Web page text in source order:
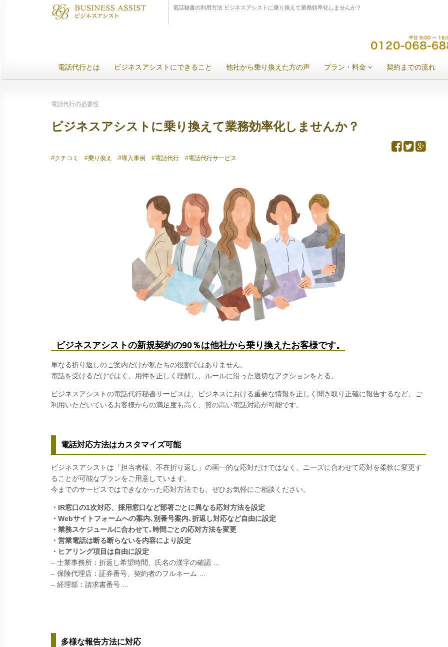
電話秘書の利用方法 ビジネスアシストに乗り換えて業務効率化しませんか？
電話代行とは ビジネスアシストにできること 他社から乗り換えた方の声 プラン・料金 契約までの流れ
電話代行の必要性
ビジネスアシストに乗り換えて業務効率化しませんか？
#クチコミ #乗り換え #導入事例 #電話代行 #電話代行サービス
ビジネスアシストの新規契約の90％は他社から乗り換えたお客様です。
単なる折り返しのご案内だけが私たちの役割ではありません。
電話を受けるだけではく、用件を正しく理解し、ルールに沿った適切なアクションをとる。
ビジネスアシストの電話代行秘書サービスは、ビジネスにおける重要な情報を正しく聞き取り正確に報告するなど、ご
利用いただいているお客様からの満足度も高く、質の高い電話対応が可能です。
電話対応方法はカスタマイズ可能
ビジネスアシストは「担当者様、不在折り返し」の画一的な応対だけではなく、ニーズに合わせて応対を柔軟に変更す
ることが可能なプランをご用意しています。
今までのサービスではできなかった応対方法でも、ぜひお気軽にご相談ください。
・IR窓口の1次対応、採用窓口など部署ごとに異なる応対方法を設定
・Webサイトフォームへの案内､別番号案内､折返し対応など自由に設定
・業務スケジュールに合わせて､時間ごとの応対方法を変更
・営業電話は断る断らないを内容により設定
・ヒアリング項目は自由に設定
– 士業事務所：折返し希望時間、氏名の漢字の確認 …
– 保険代理店：証券番号、契約者のフルネーム …
– 経理部：請求書番号 …
多様な報告方法に対応